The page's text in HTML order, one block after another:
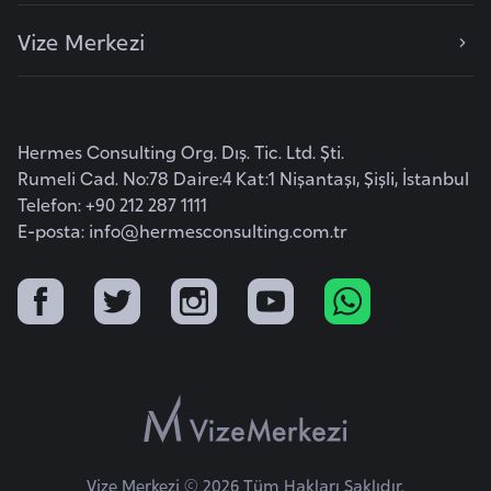
Vize Merkezi
Hermes Consulting Org. Dış. Tic. Ltd. Şti.
Rumeli Cad. No:78 Daire:4 Kat:1 Nişantaşı, Şişli, İstanbul
Telefon: +90 212 287 1111
E-posta: info@hermesconsulting.com.tr
Vize Merkezi © 2026 Tüm Hakları Saklıdır.
g
a
r
s
t